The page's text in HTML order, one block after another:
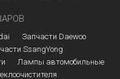
Запчасти Daewoo
SsangYong
Лампы автомобильные